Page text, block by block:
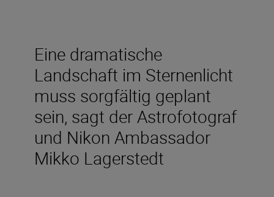
Eine dramatische
Landschaft im Sternenlicht
muss sorgfältig geplant
sein, sagt der Astrofotograf
und Nikon Ambassador
Mikko Lagerstedt